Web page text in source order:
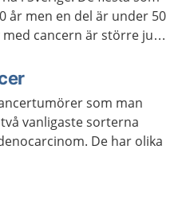
år men en del är under 50
som man
vanligaste sorterna
De har olika